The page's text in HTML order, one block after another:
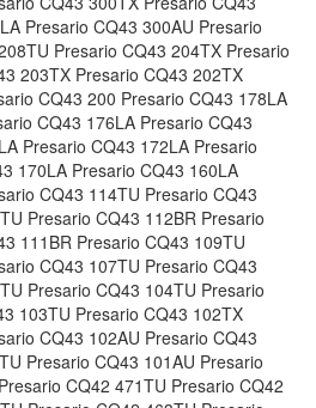
Presario CQ43 300AU Presario
Presario CQ43 204TX Presario
203TX Presario CQ43 202TX
CQ43 200 Presario CQ43 178LA
CQ43 176LA Presario CQ43
Presario CQ43 172LA Presario
170LA Presario CQ43 160LA
CQ43 114TU Presario CQ43
Presario CQ43 112BR Presario
111BR Presario CQ43 109TU
CQ43 107TU Presario CQ43
Presario CQ43 104TU Presario
103TU Presario CQ43 102TX
CQ43 102AU Presario CQ43
Presario CQ43 101AU Presario
CQ42 471TU Presario CQ42